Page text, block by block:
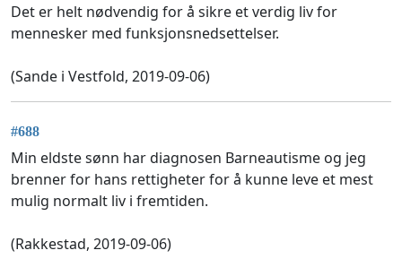
Det er helt nødvendig for å sikre et verdig liv for
mennesker med funksjonsnedsettelser.
(Sande i Vestfold, 2019-09-06)
#688
Min eldste sønn har diagnosen Barneautisme og jeg
brenner for hans rettigheter for å kunne leve et mest
mulig normalt liv i fremtiden.
(Rakkestad, 2019-09-06)